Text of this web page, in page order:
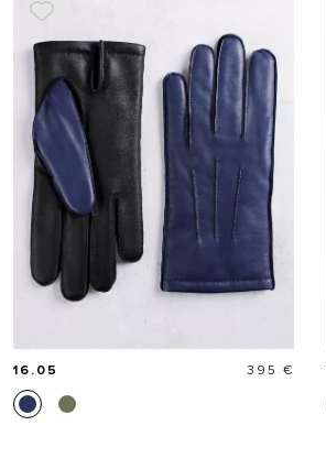
Prix
395 €
16.05